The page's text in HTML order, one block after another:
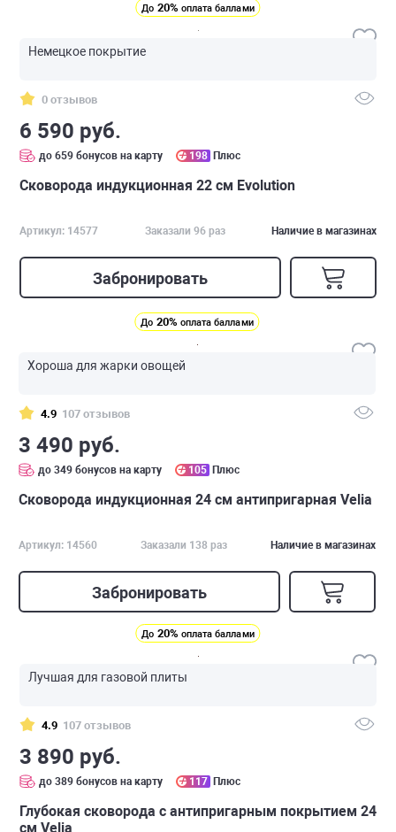
До 20% оплата баллами
Немецкое покрытие
0 отзывов
6 590 руб.
до 659 бонусов на карту 198 Плюс
Сковорода индукционная 22 см Evolution
Артикул: 14577 Заказали 96 раз Наличие в магазинах
Забронировать
До 20% оплата баллами
Хороша для жарки овощей
4.9 107 отзывов
3 490 руб.
до 349 бонусов на карту 105 Плюс
Сковорода индукционная 24 см антипригарная Velia
Артикул: 14560 Заказали 138 раз Наличие в магазинах
Забронировать
До 20% оплата баллами
Лучшая для газовой плиты
4.9 107 отзывов
3 890 руб.
до 389 бонусов на карту 117 Плюс
Глубокая сковорода с антипригарным покрытием 24
см Velia